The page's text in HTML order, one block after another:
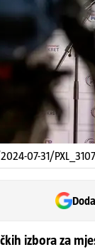
07-31/
izbora za